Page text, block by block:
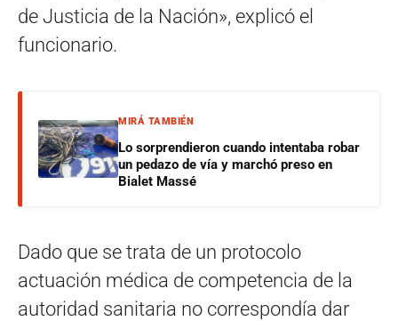
de Justicia de la Nación», explicó el
funcionario.
MIRÁ TAMBIÉN
Lo sorprendieron cuando intentaba robar
un pedazo de vía y marchó preso en
Bialet Massé
Dado que se trata de un protocolo
actuación médica de competencia de la
autoridad sanitaria no correspondía dar